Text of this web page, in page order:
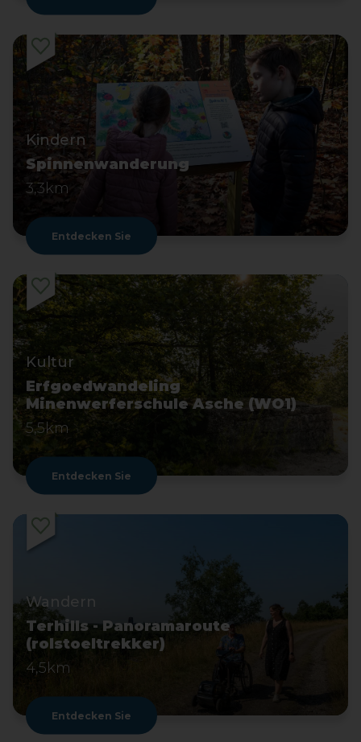
Kindern
Spinnenwanderung
3,3km
Entdecken Sie
Kultur
Erfgoedwandeling
Minenwerferschule Asche (WO1)
5,5km
Entdecken Sie
Wandern
Terhills - Panoramaroute
(rolstoeltrekker)
4,5km
Entdecken Sie